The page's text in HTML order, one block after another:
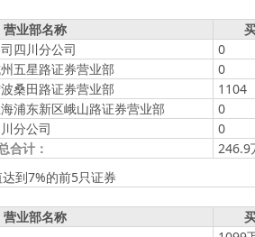
营业部名称
四川分公司
0
五星路证券营业部
0
桑田路证券营业部
1104
浦东新区峨山路证券营业部
0
分公司
0
合计：
246.9
到7%的前5只证券
营业部名称